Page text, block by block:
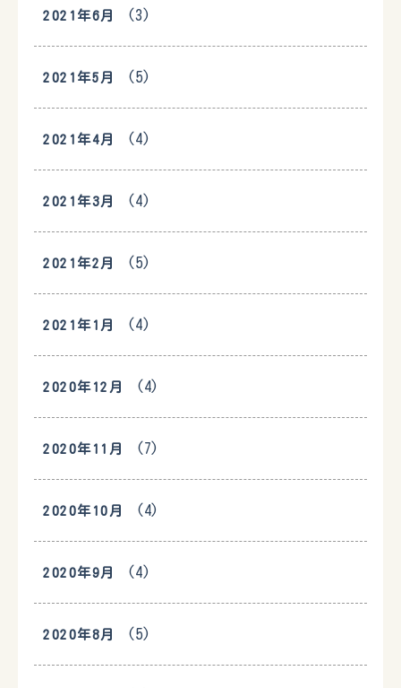
2021年6月 (3)
2021年5月 (5)
2021年4月 (4)
2021年3月 (4)
2021年2月 (5)
2021年1月 (4)
2020年12月 (4)
2020年11月 (7)
2020年10月 (4)
2020年9月 (4)
2020年8月 (5)